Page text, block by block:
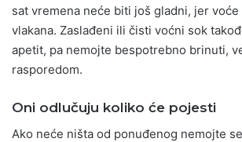
sat vremena neće biti još gladni, jer voće
vlakana. Zaslađeni ili čisti voćni sok
apetit, pa nemojte bespotrebno brinuti,
rasporedom.
Oni odlučuju koliko će pojesti
Ako neće ništa od ponuđenog nemojte